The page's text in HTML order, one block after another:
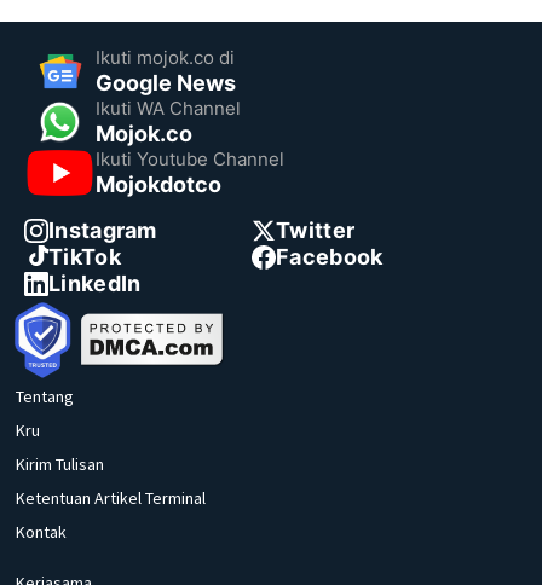
Ikuti mojok.co di
Google News
Ikuti WA Channel
Mojok.co
Ikuti Youtube Channel
Mojokdotco
Instagram
Twitter
TikTok
Facebook
LinkedIn
Tentang
Kru
Kirim Tulisan
Ketentuan Artikel Terminal
Kontak